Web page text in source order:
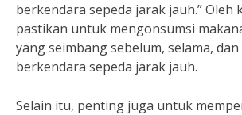
berkendara sepeda jarak jauh.” Oleh
pastikan untuk mengonsumsi
yang seimbang sebelum, selama,
berkendara sepeda jarak jauh.
Selain itu, penting juga untuk